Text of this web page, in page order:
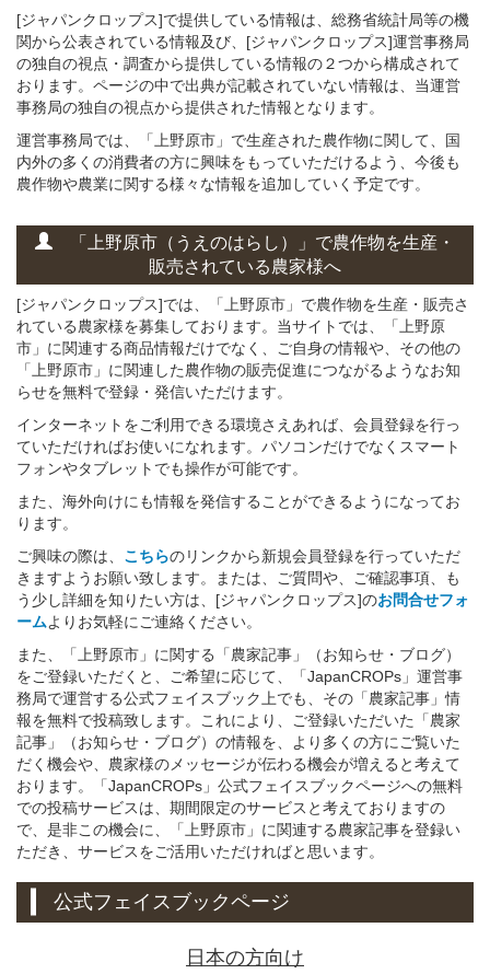
[ジャパンクロップス]で提供している情報は、総務省統計局等の機
関から公表されている情報及び、[ジャパンクロップス]運営事務局
の独自の視点・調査から提供している情報の２つから構成されて
おります。ページの中で出典が記載されていない情報は、当運営
事務局の独自の視点から提供された情報となります。
運営事務局では、「上野原市」で生産された農作物に関して、国
内外の多くの消費者の方に興味をもっていただけるよう、今後も
農作物や農業に関する様々な情報を追加していく予定です。
「上野原市（うえのはらし）」 で農作物を生産・
販売されている農家様へ
[ジャパンクロップス]では、「上野原市」で農作物を生産・販売さ
れている農家様を募集しております。当サイトでは、「上野原
市」に関連する商品情報だけでなく、ご自身の情報や、その他の
「上野原市」に関連した農作物の販売促進につながるようなお知
らせを無料で登録・発信いただけます。
インターネットをご利用できる環境さえあれば、会員登録を行っ
ていただければお使いになれます。パソコンだけでなくスマート
フォンやタブレットでも操作が可能です。
また、海外向けにも情報を発信することができるようになってお
ります。
ご興味の際は、 こちらのリンクから新規会員登録を行っていただ
きますようお願い致します。または、ご質問や、ご確認事項、も
う少し詳細を知りたい方は、[ジャパンクロップス]のお問合せフォ
ームよりお気軽にご連絡ください。
また、「上野原市」に関する「農家記事」（お知らせ・ブログ）
をご登録いただくと、ご希望に応じて、「JapanCROPs」運営事
務局で運営する公式フェイスブック上でも、その「農家記事」情
報を無料で投稿致します。これにより、ご登録いただいた「農家
記事」（お知らせ・ブログ）の情報を、より多くの方にご覧いた
だく機会や、農家様のメッセージが伝わる機会が増えると考えて
おります。「JapanCROPs」公式フェイスブックページへの無料
での投稿サービスは、期間限定のサービスと考えておりますの
で、是非この機会に、「上野原市」に関連する農家記事を登録い
ただき、サービスをご活用いただければと思います。
公式フェイスブックページ
日本の方向け